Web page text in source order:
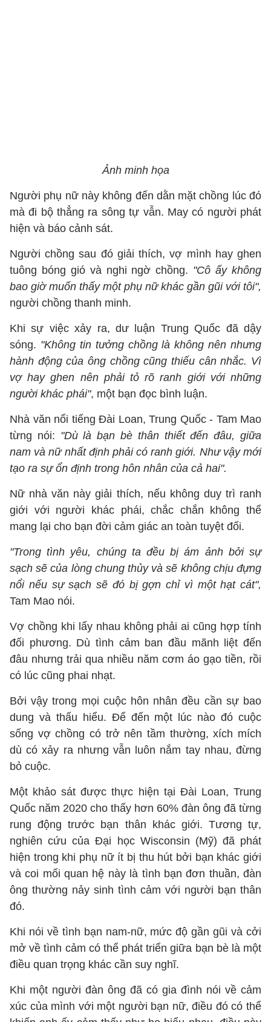
Ảnh minh họa
Người phụ nữ này không đến dằn mặt chồng lúc đó
mà đi bộ thẳng ra sông tự vẫn. May có người phát
hiện và báo cảnh sát.
Người chồng sau đó giải thích, vợ mình hay ghen
tuông bóng gió và nghi ngờ chồng. "Cô ấy không
bao giờ muốn thấy một phụ nữ khác gần gũi với tôi",
người chồng thanh minh.
Khi sự việc xảy ra, dư luận Trung Quốc đã dậy
sóng. "Không tin tưởng chồng là không nên nhưng
hành động của ông chồng cũng thiếu cân nhắc. Vì
vợ hay ghen nên phải tỏ rõ ranh giới với những
người khác phái", một bạn đọc bình luận.
Nhà văn nổi tiếng Đài Loan, Trung Quốc - Tam Mao
từng nói: "Dù là bạn bè thân thiết đến đâu, giữa
nam và nữ nhất định phải có ranh giới. Như vậy mới
tạo ra sự ổn định trong hôn nhân của cả hai".
Nữ nhà văn này giải thích, nếu không duy trì ranh
giới với người khác phái, chắc chắn không thể
mang lại cho bạn đời cảm giác an toàn tuyệt đối.
"Trong tình yêu, chúng ta đều bị ám ảnh bởi sự
sạch sẽ của lòng chung thủy và sẽ không chịu đựng
nổi nếu sự sạch sẽ đó bị gợn chỉ vì một hạt cát",
Tam Mao nói.
Vợ chồng khi lấy nhau không phải ai cũng hợp tính
đối phương. Dù tình cảm ban đầu mãnh liệt đến
đâu nhưng trải qua nhiều năm cơm áo gạo tiền, rồi
có lúc cũng phai nhạt.
Bởi vậy trong mọi cuộc hôn nhân đều cần sự bao
dung và thấu hiểu. Để đến một lúc nào đó cuộc
sống vợ chồng có trở nên tầm thường, xích mích
dù có xảy ra nhưng vẫn luôn nắm tay nhau, đừng
bỏ cuộc.
Một khảo sát được thực hiện tại Đài Loan, Trung
Quốc năm 2020 cho thấy hơn 60% đàn ông đã từng
rung động trước bạn thân khác giới. Tương tự,
nghiên cứu của Đại học Wisconsin (Mỹ) đã phát
hiện trong khi phụ nữ ít bị thu hút bởi bạn khác giới
và coi mối quan hệ này là tình bạn đơn thuần, đàn
ông thường nảy sinh tình cảm với người bạn thân
đó.
Khi nói về tình bạn nam-nữ, mức độ gần gũi và cởi
mở về tình cảm có thể phát triển giữa bạn bè là một
điều quan trọng khác cần suy nghĩ.
Khi một người đàn ông đã có gia đình nói về cảm
xúc của mình với một người bạn nữ, điều đó có thể